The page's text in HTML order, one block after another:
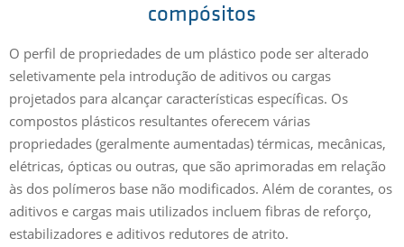
compósitos
O perfil de propriedades de um plástico pode ser alterado
seletivamente pela introdução de aditivos ou cargas
projetados para alcançar características específicas. Os
compostos plásticos resultantes oferecem várias
propriedades (geralmente aumentadas) térmicas, mecânicas,
elétricas, ópticas ou outras, que são aprimoradas em relação
às dos polímeros base não modificados. Além de corantes, os
aditivos e cargas mais utilizados incluem fibras de reforço,
estabilizadores e aditivos redutores de atrito.